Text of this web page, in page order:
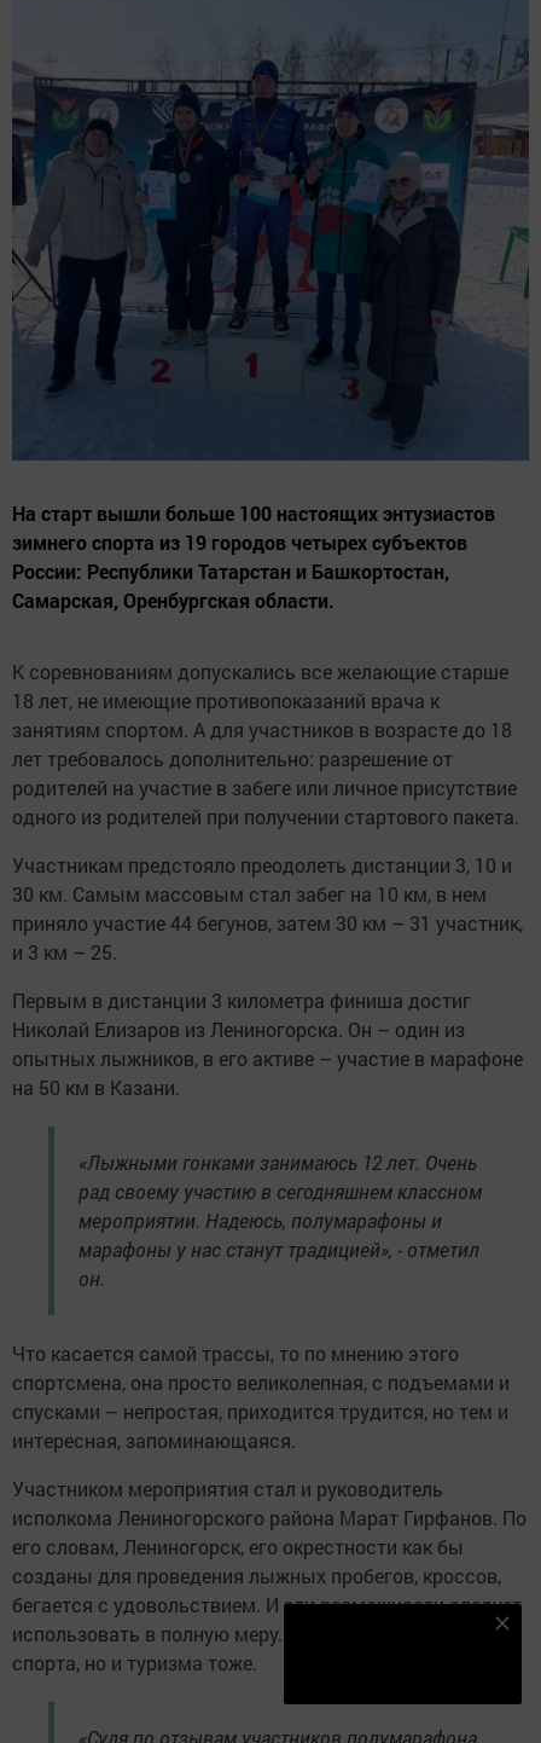
На старт вышли больше 100 настоящих энтузиастов
зимнего спорта из 19 городов четырех субъектов
России: Республики Татарстан и Башкортостан,
Самарская, Оренбургская области.
К соревнованиям допускались все желающие старше
18 лет, не имеющие противопоказаний врача к
занятиям спортом. А для участников в возрасте до 18
лет требовалось дополнительно: разрешение от
родителей на участие в забеге или личное присутствие
одного из родителей при получении стартового пакета.
Участникам предстояло преодолеть дистанции 3, 10 и
30 км. Самым массовым стал забег на 10 км, в нем
приняло участие 44 бегунов, затем 30 км – 31 участник,
и 3 км – 25.
Первым в дистанции 3 километра финиша достиг
Николай Елизаров из Лениногорска. Он – один из
опытных лыжников, в его активе – участие в марафоне
на 50 км в Казани.
«Лыжными гонками занимаюсь 12 лет. Очень
рад своему участию в сегодняшнем классном
мероприятии. Надеюсь, полумарафоны и
марафоны у нас станут традицией», - отметил
он.
Что касается самой трассы, то по мнению этого
спортсмена, она просто великолепная, с подъемами и
спусками – непростая, приходится трудится, но тем и
интересная, запоминающаяся.
Участником мероприятия стал и руководитель
исполкома Лениногорского района Марат Гирфанов. По
его словам, Лениногорск, его окрестности как бы
созданы для проведения лыжных пробегов, кроссов,
бегается с удовольствием. И эти возможности следует
использовать в полную меру. И не только для развития
спорта, но и туризма тоже.
«Судя по отзывам участников полумарафона,